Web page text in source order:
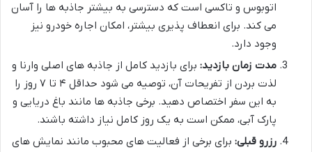
اتوبوس و تاکسی است که دسترسی به بیشتر جاذبه ها را آسان
می کند. برای انعطاف پذیری بیشتر، امکان اجاره خودرو نیز
وجود دارد.
مدت زمان بازدید: برای بازدید کامل از جاذبه های اصلی وارنا و
لذت بردن از تفریحات آن، توصیه می شود حداقل ۴ تا ۷ روز را
به این سفر اختصاص دهید. برخی جاذبه ها مانند باغ دریایی و
پارک آبی، ممکن است به یک روز کامل نیاز داشته باشند.
رزرو قبلی: برای برخی از فعالیت های محبوب مانند نمایش های